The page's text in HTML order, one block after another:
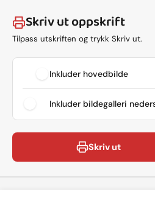
Skriv ut oppskrift
Tilpass utskriften og trykk Skriv ut.
Inkluder hovedbilde
Inkluder bildegalleri
Skriv ut